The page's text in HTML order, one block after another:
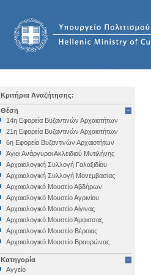
Κριτήρια Αναζήτησης:
Θέση
14η Εφορεία Βυζαντινών Αρχαιοτήτων
21η Εφορεία Βυζαντινών Αρχαιοτήτων
6η Εφορεία Βυζαντινών Αρχαιοτήτων
Άγιοι Ανάργυροι Ακλειδιού Μυτιλήνης
Αρχαιολογική Συλλογή Γαλαξιδίου
Αρχαιολογική Συλλογή Μονεμβασίας
Αρχαιολογικό Μουσείο Αβδήρων
Αρχαιολογικό Μουσείο Αγρινίου
Αρχαιολογικό Μουσείο Αίγινας
Αρχαιολογικό Μουσείο Άμφισσας
Αρχαιολογικό Μουσείο Βέροιας
Αρχαιολογικό Μουσείο Βραυρώνας
Αρχαιολογικό Μουσείο Δελφών
Αρχαιολογικό Μουσείο Ηγουμενίτσας
Κατηγορία
Αγγείο